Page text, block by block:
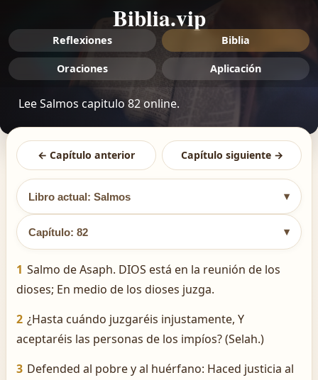
Biblia.vip
Reflexiones Biblia
Oraciones Aplicación
Lee Salmos capitulo 82 online.
← Capítulo anterior Capítulo siguiente →
Libro actual: Salmos ▾
Capítulo: 82 ▾
1 Salmo de Asaph. DIOS está en la reunión de los
dioses; En medio de los dioses juzga.
2 ¿Hasta cuándo juzgaréis injustamente, Y
aceptaréis las personas de los impíos? (Selah.)
3 Defended al pobre y al huérfano: Haced justicia al